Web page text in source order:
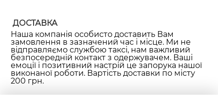
ДОСТАВКА
Наша компанія особисто доставить Вам
замовлення в зазначений час і місце. Ми не
відправляємо службою таксі, нам важливий
безпосередній контакт з одержувачем. Ваші
емоції і позитивний настрій це запорука нашої
виконаної роботи. Вартість доставки по місту
200 грн.